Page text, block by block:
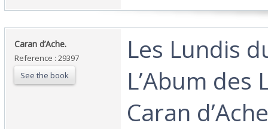
‎Caran d’Ache.‎
Reference : 29397
See the book
‎Les Lundis
L’Abum des
Caran